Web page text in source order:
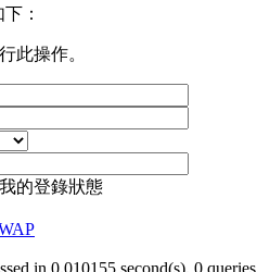
：
此操作。
的登錄狀態